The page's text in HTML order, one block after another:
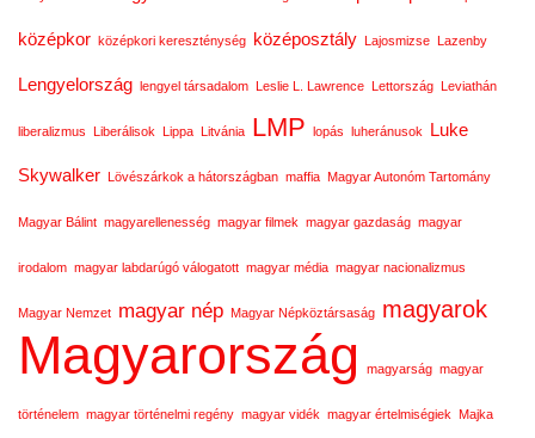
középkor középkori kereszténység középosztály Lajosmizse Lazenby
Lengyelország lengyel társadalom Leslie L. Lawrence Lettország Leviathán
liberalizmus Liberálisok Lippa Litvánia LMP lopás luheránusok Luke
Skywalker Lövészárkok a hátországban maffia Magyar Autonóm Tartomány
Magyar Bálint magyarellenesség magyar filmek magyar gazdaság magyar
irodalom magyar labdarúgó válogatott magyar média magyar nacionalizmus
Magyar Nemzet magyar nép Magyar Népköztársaság magyarok
Magyarország magyarság magyar
történelem magyar történelmi regény magyar vidék magyar értelmiségiek Majka